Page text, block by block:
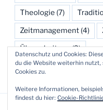
Theologie (7)
Zeitmanagement (4)
Überarbeitung(3)
Datenschutz und Cookies:
du die Website weiterhin
Cookies zu.
Weitere Informationen,
findest du hier: Cookie-